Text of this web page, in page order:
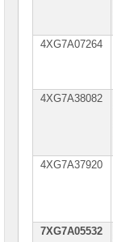
Программное
IP
PROM
4XG7A07264
4XG7A38082
4XG7A37920
7XG7A05532